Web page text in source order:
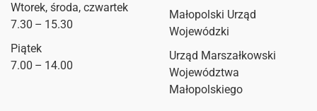
Wtorek, środa, czwartek
7.30 – 15.30
Piątek
7.00 – 14.00
Małopolski Urząd
Wojewódzki
Urząd Marszałkowski
Województwa
Małopolskiego